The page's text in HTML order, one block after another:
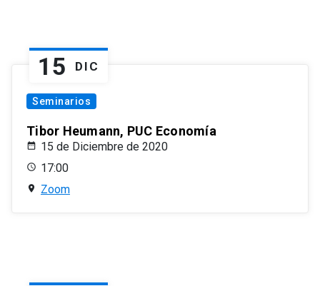
15 DIC
Seminarios
Tibor Heumann, PUC Economía
15 de Diciembre de 2020
17:00
Zoom